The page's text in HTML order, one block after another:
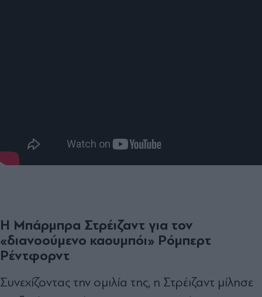
Η Μπάρμπρα Στρέιζαντ για τον
«διανοούμενο καουμπόι» Ρόμπερτ
Ρέντφορντ
Συνεχίζοντας την ομιλία της, η Στρέιζαντ μίλησε